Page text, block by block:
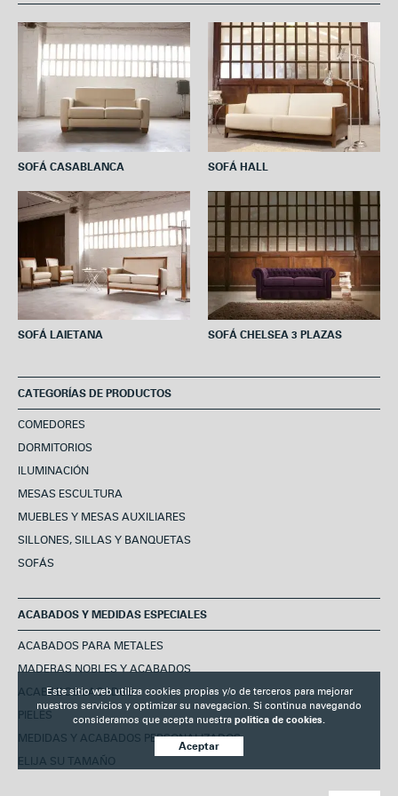
b
o
o
k
t
e
r
e
r
e
s
t
s
A
p
p
l
SOFÁ CASABLANCA SOFÁ HALL
SOFÁ LAIETANA SOFÁ CHELSEA 3 PLAZAS
CATEGORÍAS DE PRODUCTOS
COMEDORES
DORMITORIOS
ILUMINACIÓN
MESAS ESCULTURA
MUEBLES Y MESAS AUXILIARES
SILLONES, SILLAS Y BANQUETAS
SOFÁS
ACABADOS Y MEDIDAS ESPECIALES
ACABADOS PARA METALES
MADERAS NOBLES Y ACABADOS
ACABADOS LACADOS
PIELES
MEDIDAS Y ACABADOS PERSONALIZADOS
ELIJA SU TAMAÑO
Este sitio web utiliza cookies propias y/o de terceros para mejorar
nuestros servicios y optimizar su navegacion. Si continua navegando
consideramos que acepta nuestra politica de cookies.
Aceptar